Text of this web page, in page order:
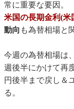
常に重要な要因。
米国の長期金利(米
動向 も為替相場と
今週の為替相場は
週後半にかけて再
円後半まで戻し＆
る。